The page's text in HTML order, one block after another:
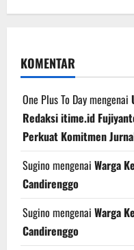
KOMENTAR
One Plus To Daymengenai
Redaksi itime.id
Perkuat Komitmen
Sugino mengenai Warga
Candirenggo
Sugino mengenai Warga
Candirenggo